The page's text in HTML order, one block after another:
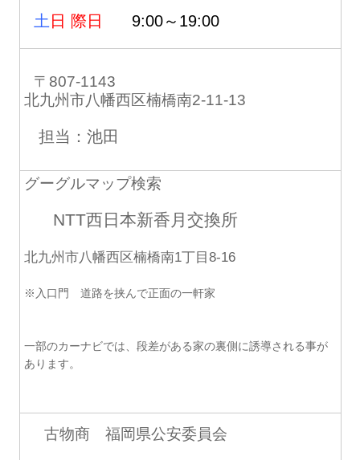
土 日 際日 9:00～19:00
〒807-1143
北九州市八幡西区楠橋南2-11-13
担当：池田
グーグルマップ検索
NTT西日本新香月交換所
北九州市八幡西区楠橋南1丁目8-16
※入口門 道路を挟んで正面の一軒家
一部のカーナビでは、段差がある家の裏側に誘導される事が
あります。
古物商 福岡県公安委員会